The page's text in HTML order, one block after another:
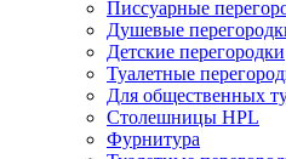
Писсуарные
Душевые
Детские перегородки
Туалетные
Для общественных
Столешницы HPL
Фурнитура